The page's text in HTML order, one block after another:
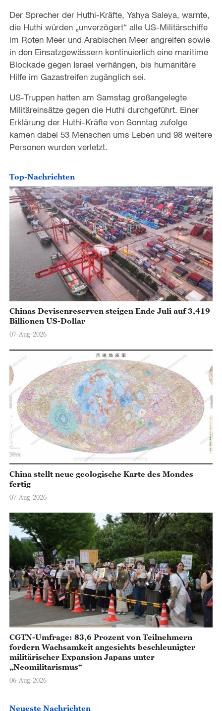
Der Sprecher der Huthi-Kräfte, Yahya Saleya, warnte,
die Huthi würden „unverzögert“ alle US-Militärschiffe
im Roten Meer und Arabischen Meer angreifen sowie
in den Einsatzgewässern kontinuierlich eine maritime
Blockade gegen Israel verhängen, bis humanitäre
Hilfe im Gazastreifen zugänglich sei.
US-Truppen hatten am Samstag großangelegte
Militäreinsätze gegen die Huthi durchgeführt. Einer
Erklärung der Huthi-Kräfte von Sonntag zufolge
kamen dabei 53 Menschen ums Leben und 98 weitere
Personen wurden verletzt.
Top-Nachrichten
Chinas Devisenreserven steigen Ende Juli auf 3,419
Billionen US-Dollar
07-Aug-2026
China stellt neue geologische Karte des Mondes
fertig
07-Aug-2026
CGTN-Umfrage: 83,6 Prozent von Teilnehmern
fordern Wachsamkeit angesichts beschleunigter
militärischer Expansion Japans unter
„Neomilitarismus“
06-Aug-2026
Neueste Nachrichten